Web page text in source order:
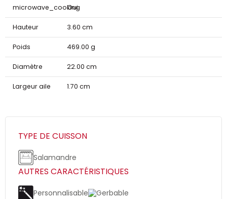
microwave_cooking
Oui
Hauteur 3.60 cm
Poids 469.00 g
Diamètre 22.00 cm
Largeur aile 1.70 cm
TYPE DE CUISSON
Salamandre
AUTRES CARACTÉRISTIQUES
Personnalisable Gerbable